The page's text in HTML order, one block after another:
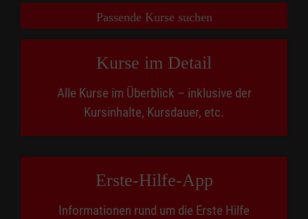
Passende Kurse suchen
Kurse im Detail
Alle Kurse im Überblick – inklusive der
Kursinhalte, Kursdauer, etc.
Erste-Hilfe-App
Informationen rund um die Erste Hilfe